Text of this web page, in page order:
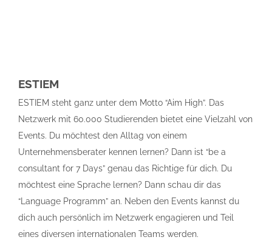
ESTIEM
ESTIEM steht ganz unter dem Motto “Aim High”. Das
Netzwerk mit 60.000 Studierenden bietet eine Vielzahl von
Events. Du möchtest den Alltag von einem
Unternehmensberater kennen lernen? Dann ist “be a
consultant for 7 Days” genau das Richtige für dich. Du
möchtest eine Sprache lernen? Dann schau dir das
“Language Programm” an. Neben den Events kannst du
dich auch persönlich im Netzwerk engagieren und Teil
eines diversen internationalen Teams werden.